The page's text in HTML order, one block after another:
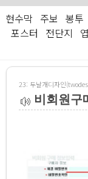
현수막 주보 봉투
포스터
전단지
23: 두날개디자인
비회원구